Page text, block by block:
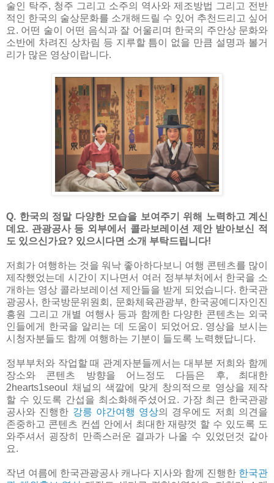
술인 탁주, 청주 그리고 소주의 역사와 제조방법 그리고 전반
적인 한국의 술상문화를 소개해드릴 수 있어 추천드리고 싶어
요. 어떤 술이 어떤 음식과 잘 어울리며 한국의 주안상 문화와
소반에 차려진 상차림 등 지루할 틈이 없을 만큼 설명과 볼거
리가 많은 영상이랍니다.
Q. 한국의 정말 다양한 모습을 보여주기 위해 노력하고 계신
데요. 관광공사 등 외부에서 콜라보레이션 제안 받아보신 적
도 있으신가요? 있으시다면 소개 부탁드립니다!
저희가 여행하는 것을 워낙 좋아하다보니 여행 콘텐츠를 많이
제작했었는데 시간이 지나면서 여러 정부부처에서 한국을 소
개하는 영상 콜라보레이션 제안들을 받게 되었습니다. 한국관
광공사, 한국방문위원회, 문화체육관광부, 한국공예디자인진
흥원 그리고 개별 여행사 등과 함께한 다양한 콘텐츠는 외국
인들에게 한국을 알리는 데 도움이 되었어요. 영상을 보시는
시청자분들도 함께 여행하는 기분이 들도록 노력했답니다.
정부부처와 작업할 때 관계자분들께서는 대부분 저희와 함께
장소와 콘텐츠 방향을 어느정도 다듬은 후, 최대한
2hearts1seoul 채널의 색깔에 맞게 창의적으로 영상을 제작
할 수 있도록 간섭을 최소화해주셨어요. 가장 최근 한국관광
공사와 진행한 강릉 야간여행 영상의 경우에도 저희 의견을
존중하고 콘텐츠 컨셉 안에서 최대한 재량껏 할 수 있도록 도
와주셔서 굉장히 만족스러운 결과가 나올 수 있었던것 같아
요.
작년 여름에 한국관광공사 캐나다 지사와 함께 진행한 한국관